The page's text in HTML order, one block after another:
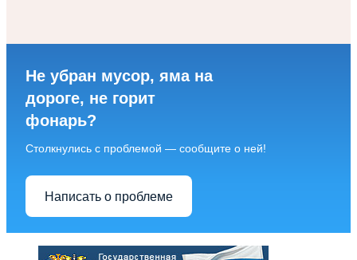
Не убран мусор, яма на
дороге, не горит
фонарь?
Столкнулись с проблемой — сообщите о ней!
Написать о проблеме